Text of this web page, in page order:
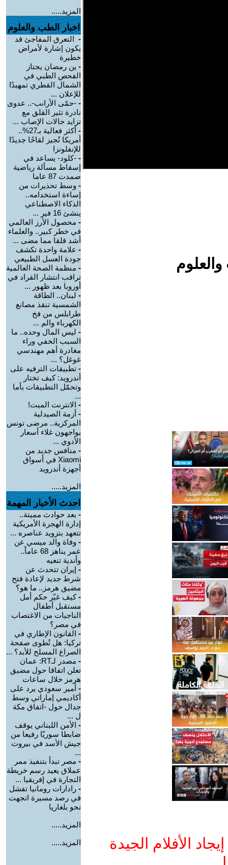
الأفلام الجيدة
المزيد.....
اخبار الطب والعلوم
- التعرق المفاجئ قد
يكون إشارة لأمراض
خطيرة
- ين رمضان يجتاز
الفحص الطبي في
الشمال القطري تمهيدًا
للإعلان ...
- -حمّى الأرانب-.. عدوى
نادرة تثير القلق مع
تزايد حالات الإصاب ...
-
أكثر فعالية بـ27%..
أمريكا تُجيز لقاحًا جديدًا
للإنفلونزا
- -كلود- يساعد في
إسقاط مسألة رياضية
صمدت 87 عاما
- وسط تحذيرات من
إساءة استخدامه..
الذكاء الاصطناعي
ينشئ 16 فير ...
- محصول الأرز العالمي
في خطر كبير.. والعلماء
أشد قلقا مما مضى ...
- علامة واحدة تكشف
جودة العسل الطبيعي
- منظمة الصحة العالمية
تراقب انتشار القراد في
أوروبا بعد ظهور ...
- لبنان.. الطاقة
الشمسية تنقذ مصانع
طرابلس من فخ
الكهرباء والم ...
- ليس المال وحده.. ما
السبب الخفي وراء
مغادرة أهم مهندسي
غوغل؟ ...
- تطبيقات الترفيه على
أندرويد: كيف تختار
وتحمّل التطبيقات بأما
...
- الانترنت الميت!
- أزمة الصيدلية
المركزية.. مرضى تونس
يواجهون غلاء أسعار
الأدوي ...
- منافس جديد من
Xiaomi في أسواق
أجهزة أندرويد
المزيد.....
احدث الأخبار المهمة
- بعد حوادث مميتة..
إدارة الهجرة الأمريكية
تتعهد بتزويد عناصره ...
- وفاة والد ميسي عن
عمر يناهز 68 عاماً..
وأندية تنعيه
- إيران تتحدث عن
شرط جديد لإعادة فتح
مضيق هرمز.. ما هو؟
-كيف غيّر حكم أمل
مستقبل أطفال
الناجيات من الاغتصاب
في مصر؟
- القانون الإطاري في
تركيا: هل تُطوى صفحة
الصراع المسلح للأبد؟ ...
-
مصدر لـRT: عمان
تعلن اتفاقا حول مضيق
هرمز خلال ساعات
- أمير سعودي يرد على
أكاديمي إماراتي وسط
جدال حول -اتفاق مكة
ل ...
- الأمن اللبناني يوقف
ضابطا سوريّا رفيعا من
جيش الأسد في بيروت
...
- مصر تبدأ بتنفيذ ممر
عملاق يعيد رسم خريطة
التجارة في إفريقيا ...
- رادارات رومانيا تفشل
في رصد مسيرة اتجهت
نحو بلغاريا
المزيد.....
المزيد.....